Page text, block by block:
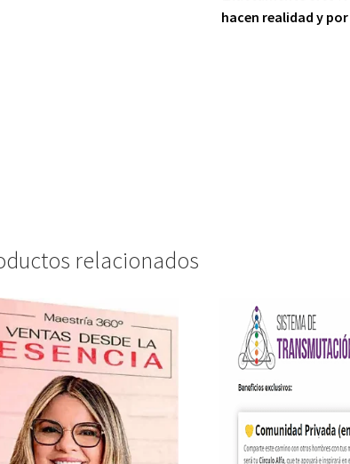
hacen realidad y
relacionados